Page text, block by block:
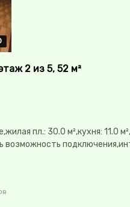
2 из 5, 52 м²
пл.: 30.0 м²,кухня: 11.0
двор,Удобно под